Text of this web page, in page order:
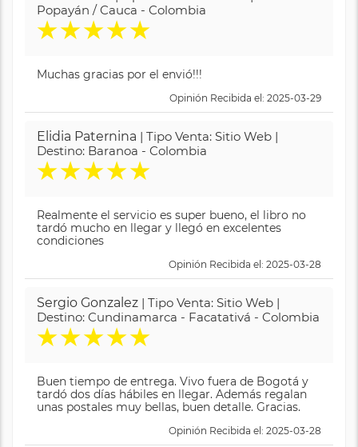
Popayán / Cauca - Colombia
★★★★★
Muchas gracias por el envió!!!
Opinión Recibida el: 2025-03-29
Elidia Paternina | Tipo Venta: Sitio Web |
Destino: Baranoa - Colombia
★★★★★
Realmente el servicio es super bueno, el libro no
tardó mucho en llegar y llegó en excelentes
condiciones
Opinión Recibida el: 2025-03-28
Sergio Gonzalez | Tipo Venta: Sitio Web |
Destino: Cundinamarca - Facatativá - Colombia
★★★★★
Buen tiempo de entrega. Vivo fuera de Bogotá y
tardó dos días hábiles en llegar. Además regalan
unas postales muy bellas, buen detalle. Gracias.
Opinión Recibida el: 2025-03-28